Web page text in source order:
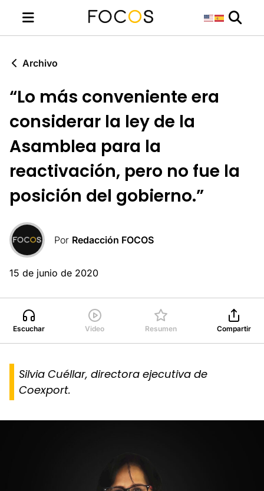
Archivo
“Lo más conveniente era
considerar la ley de la
Asamblea para la
reactivación, pero no fue la
posición del gobierno.”
Por Redacción FOCOS
15 de junio de 2020
Escuchar Video Resumen Compartir
Silvia Cuéllar, directora ejecutiva de
Coexport.